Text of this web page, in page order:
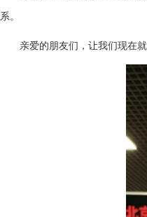
系。
亲爱的朋友们，让我们现在